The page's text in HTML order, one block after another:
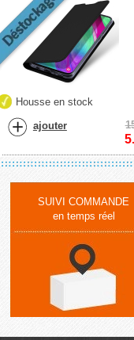
Housse en stock
ajouter
SUIVI COMMANDE
en temps réel